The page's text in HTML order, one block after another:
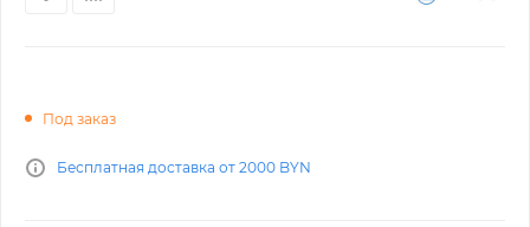
Под заказ
Бесплатная доставка от 2000 BYN